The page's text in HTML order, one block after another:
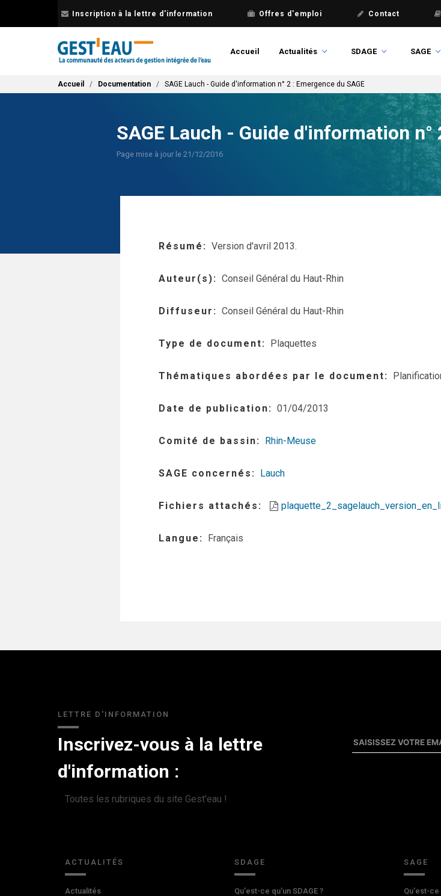
Inscription à la lettre d'information Offres d'emploi Contact
Accueil Actualités SDAGE SAGE
Fil d'Ariane
Accueil Documentation SAGE Lauch - Guide d'information n° 2 : Emergence du SAGE
SAGE Lauch - Guide d'information n°
Page mise à jour le 21/12/2016
Résumé Version d'avril 2013.
Auteur(s) Conseil Général du Haut-Rhin
Diffuseur Conseil Général du Haut-Rhin
Type de document Plaquettes
Thématiques abordées par le document
Date de publication 01/04/2013
Comité de bassin Rhin-Meuse
SAGE concernés Lauch
Fichiers attachés
Langue Français
LETTRE D'INFORMATION
Inscrivez-vous à la lettre
d'information :
Toutes les rubriques du site Gest'eau !
ACTUALITÉS
Actualités
SDAGE
Qu'est-ce qu'un SDAGE ?
SAGE
Qu'est-ce